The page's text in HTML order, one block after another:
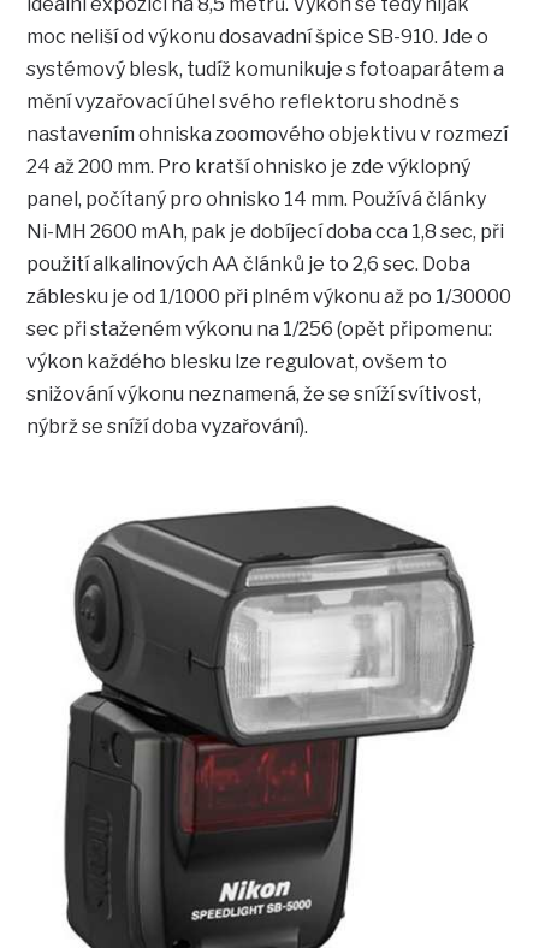
ideální expozici na 8,5 metrů. Výkon se tedy nijak
moc neliší od výkonu dosavadní špice SB-910. Jde o
systémový blesk, tudíž komunikuje s fotoaparátem a
mění vyzařovací úhel svého reflektoru shodně s
nastavením ohniska zoomového objektivu v rozmezí
24 až 200 mm. Pro kratší ohnisko je zde výklopný
panel, počítaný pro ohnisko 14 mm. Používá články
Ni-MH 2600 mAh, pak je dobíjecí doba cca 1,8 sec, při
použití alkalinových AA článků je to 2,6 sec. Doba
záblesku je od 1/1000 při plném výkonu až po 1/30000
sec při staženém výkonu na 1/256 (opět připomenu:
výkon každého blesku lze regulovat, ovšem to
snižování výkonu neznamená, že se sníží svítivost,
nýbrž se sníží doba vyzařování).